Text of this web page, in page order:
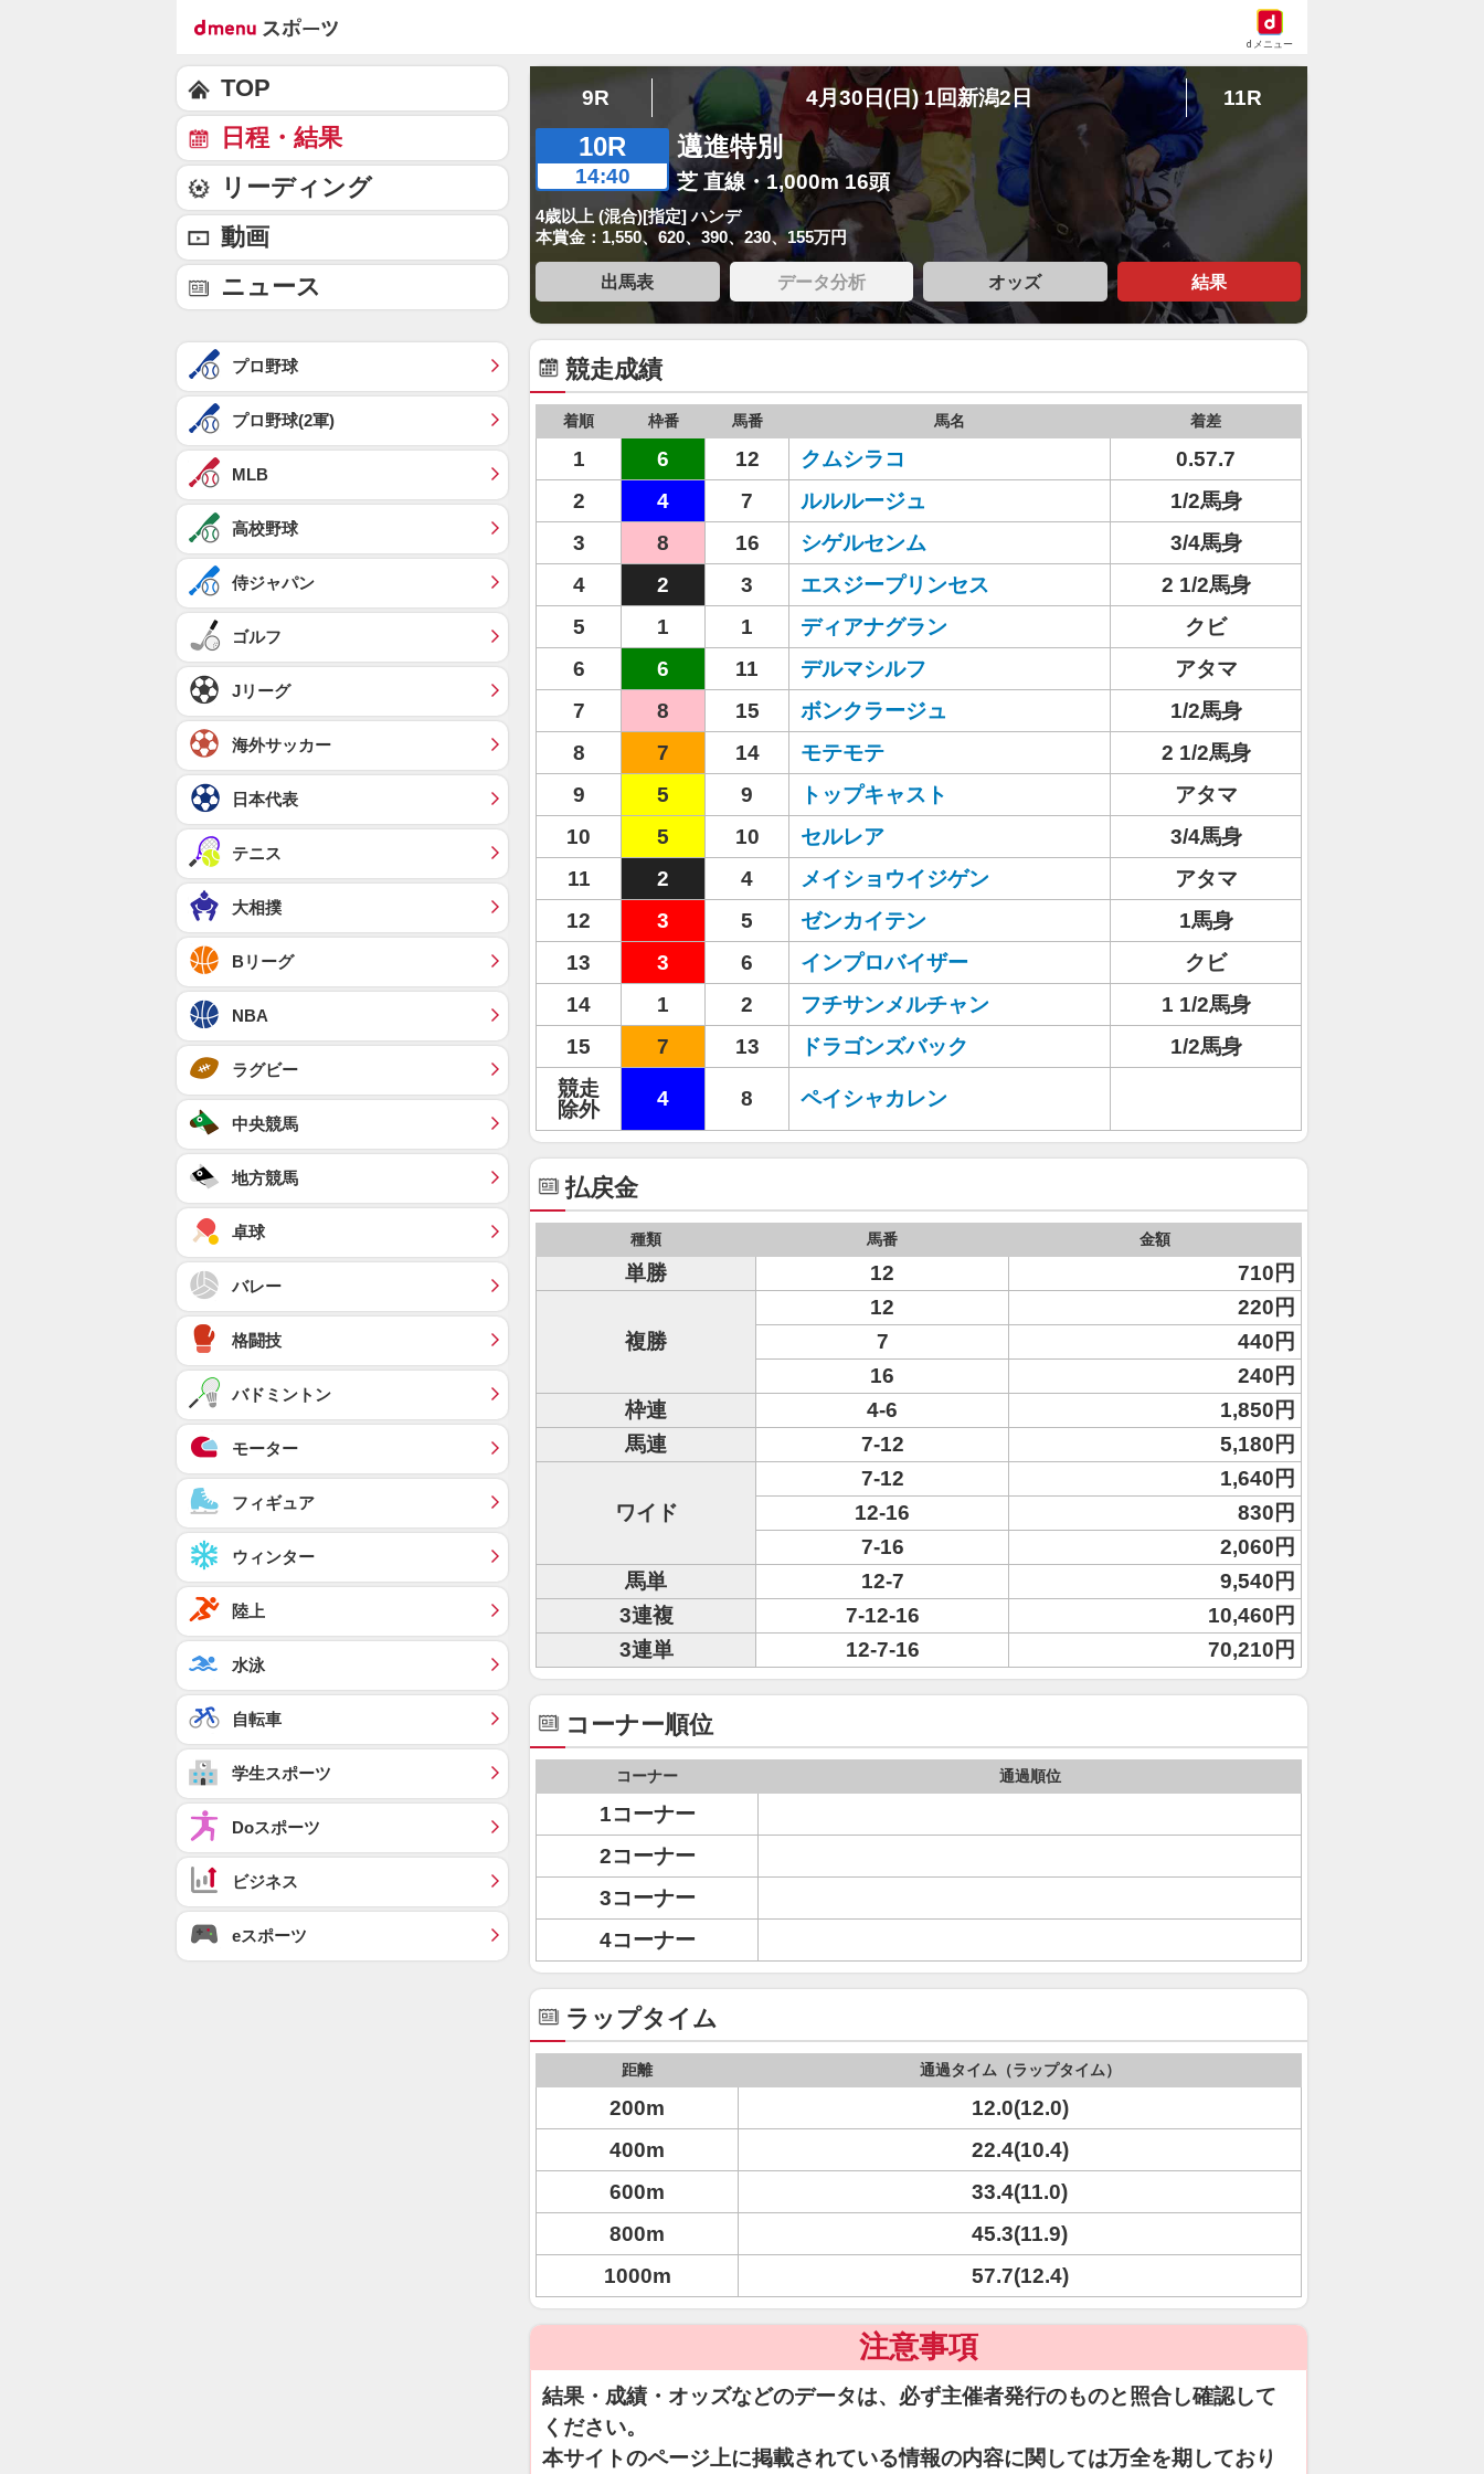
dメニュー
9R 4月30日(日) 1回新潟2日 11R
10R
14:40
邁進特別
芝 直線・1,000m 16頭
4歳以上 (混合)[指定] ハンデ
本賞金：1,550、620、390、230、155万円
出馬表 データ分析 オッズ 結果
競走成績
着順 枠番 馬番 馬名 着差
1 6 12 クムシラコ
0.57.7
2
4 7 ルルルージュ
1/2馬身
3
8 16 シゲルセンム
3/4馬身
4
2 3 エスジープリンセス
2 1/2馬身
5
1 1 ディアナグラン
クビ
6
6 11 デルマシルフ
アタマ
7
8 15 ボンクラージュ
1/2馬身
8
7 14 モテモテ
2 1/2馬身
9
5 9 トップキャスト
アタマ
10
5 10 セルレア
3/4馬身
11
2 4 メイショウイジゲン
アタマ
12
3 5 ゼンカイテン
1馬身
13
3 6 インプロバイザー
クビ
14
1 2 フチサンメルチャン
1 1/2馬身
15
7 13 ドラゴンズバック
1/2馬身
競走
除外
4 8 ペイシャカレン
払戻金
種類 馬番 金額
単勝 12 710円
複勝
12
220円
7
440円
16
240円
枠連
4-6
1,850円
馬連
7-12 5,180円
ワイド
7-12
1,640円
12-16
830円
7-16
2,060円
馬単
12-7
9,540円
3連複
7-12-16
10,460円
3連単
12-7-16 70,210円
コーナー順位
コーナー 通過順位
1コーナー
2コーナー
3コーナー
4コーナー
ラップタイム
距離 通過タイム（ラップタイム）
200m
12.0(12.0)
400m
22.4(10.4)
600m
33.4(11.0)
800m
45.3(11.9)
1000m
57.7(12.4)
注意事項
結果・成績・オッズなどのデータは、必ず主催者発行のものと照合し確認して
ください。
本サイトのページ上に掲載されている情報の内容に関しては万全を期しており
TOP
日程・結果
リーディング
動画
ニュース
プロ野球
プロ野球(2軍)
MLB
高校野球
侍ジャパン
ゴルフ
Jリーグ
海外サッカー
日本代表
テニス
大相撲
Bリーグ
NBA
ラグビー
中央競馬
地方競馬
卓球
バレー
格闘技
バドミントン
モーター
フィギュア
ウィンター
陸上
水泳
自転車
学生スポーツ
Doスポーツ
ビジネス
eスポーツ